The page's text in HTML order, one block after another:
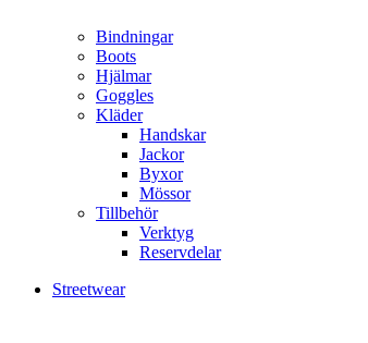
Bindningar
Boots
Hjälmar
Goggles
Kläder
Handskar
Jackor
Byxor
Mössor
Tillbehör
Verktyg
Reservdelar
Streetwear